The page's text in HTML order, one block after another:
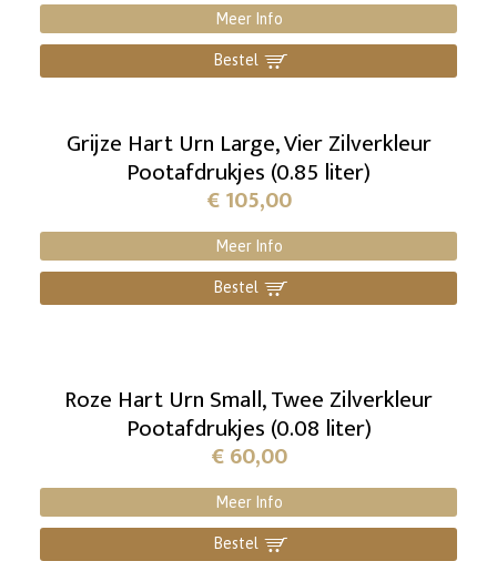
Meer Info
Bestel ]
Grijze Hart Urn Large, Vier Zilverkleur
Pootafdrukjes (0.85 liter)
€105,00
Meer Info
Bestel ]
Roze Hart Urn Small, Twee Zilverkleur
Pootafdrukjes (0.08 liter)
€60,00
Meer Info
Bestel ]